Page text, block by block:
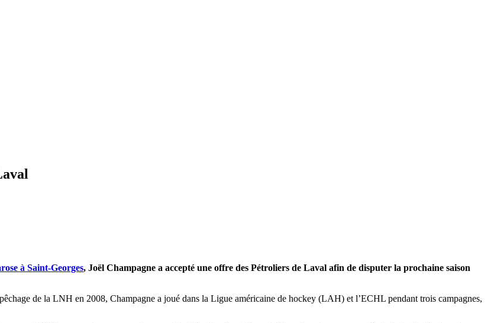
à Saint-Georges, Joël Champagne a accepté une offre des Pétroliers de Laval afin de disputer la prochaine saison
de la LNH en 2008, Champagne a joué dans la Ligue américaine de hockey (LAH) et l’ECHL pendant trois campagnes,